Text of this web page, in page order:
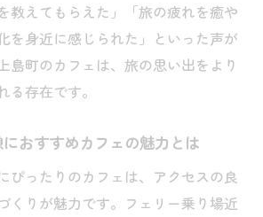
教えてもらえた」「旅の疲れを癒や
を身近に感じられた」といった声が
島町のカフェは、旅の思い出をより
存在です。
おすすめカフェの魅力とは
ぴったりのカフェは、アクセスの良
くりが魅力です。フェリー乗り場近